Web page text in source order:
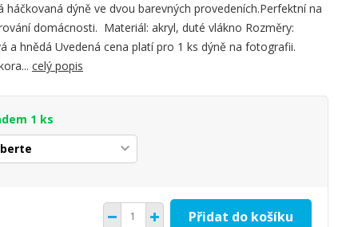
dýně ve dvou barevných provedeních.Perfektní na
domácnosti. Materiál: akryl, duté vlákno Rozměry:
a hnědá Uvedená cena platí pro 1 ks dýně na fotografii.
celý popis
1 ks
Přidat do košíku